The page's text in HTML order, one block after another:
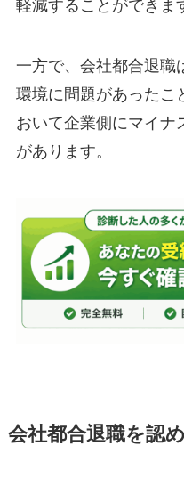
軽減することができま
一方で、会社都合退職
環境に問題があったこ
おいて企業側にマイナ
があります。
会社都合退職を認